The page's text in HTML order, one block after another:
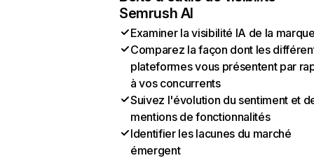
Semrush AI
Examiner la visibilité IA de la
Comparez la façon dont les
plateformes vous présentent par
à vos concurrents
Suivez l'évolution du sentiment et
mentions de fonctionnalités
Identifier les lacunes du marché
émergent